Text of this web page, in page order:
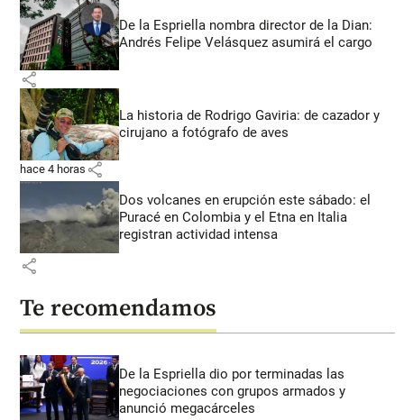
De la Espriella nombra director de la Dian:
Andrés Felipe Velásquez asumirá el cargo
share
La historia de Rodrigo Gaviria: de cazador y
cirujano a fotógrafo de aves
hace 4 horas share
Dos volcanes en erupción este sábado: el
Puracé en Colombia y el Etna en Italia
registran actividad intensa
share
Te recomendamos
De la Espriella dio por terminadas las
negociaciones con grupos armados y
anunció megacárceles